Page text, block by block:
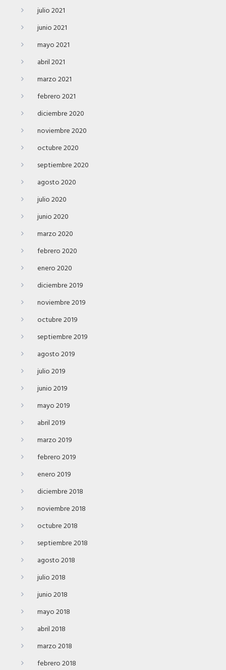
julio 2021
junio 2021
mayo 2021
abril 2021
marzo 2021
febrero 2021
diciembre 2020
noviembre 2020
octubre 2020
septiembre 2020
agosto 2020
julio 2020
junio 2020
marzo 2020
febrero 2020
enero 2020
diciembre 2019
noviembre 2019
octubre 2019
septiembre 2019
agosto 2019
julio 2019
junio 2019
mayo 2019
abril 2019
marzo 2019
febrero 2019
enero 2019
diciembre 2018
noviembre 2018
octubre 2018
septiembre 2018
agosto 2018
julio 2018
junio 2018
mayo 2018
abril 2018
marzo 2018
febrero 2018